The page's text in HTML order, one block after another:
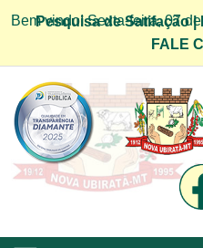
Bem vindo! Sexta-feira, 07
Pesquisa de Satifação|
FALE